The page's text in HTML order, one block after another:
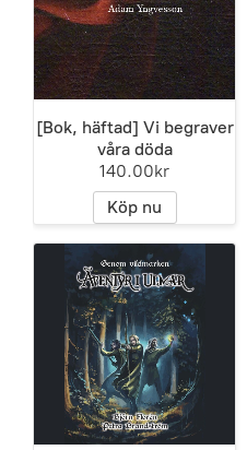
[Bok, häftad] Vi begraver
våra döda
140.00kr
Köp nu